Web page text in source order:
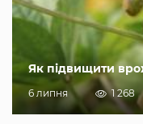
Як підвищити
6 липня 1 268